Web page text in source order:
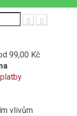
99,00 Kč
vlivům